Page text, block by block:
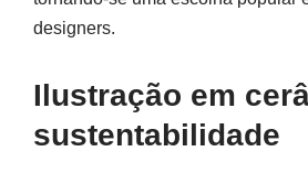
designers.
Ilustração em
sustentabilidade